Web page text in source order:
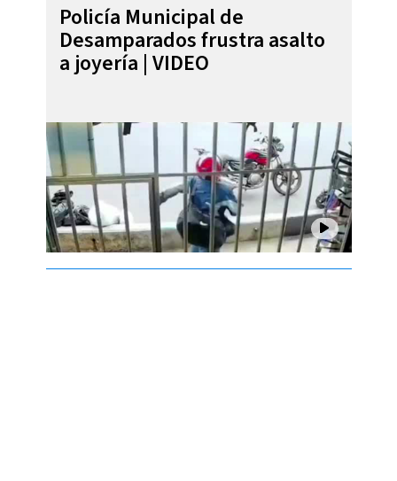
Policía Municipal de
Desamparados frustra asalto
a joyería | VIDEO